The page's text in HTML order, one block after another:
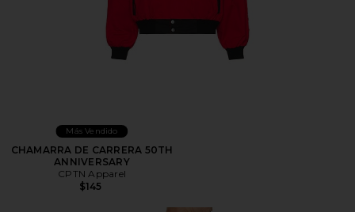
Más Vendido
CHAMARRA DE CARRERA 50TH
ANNIVERSARY
CPTN Apparel
$145